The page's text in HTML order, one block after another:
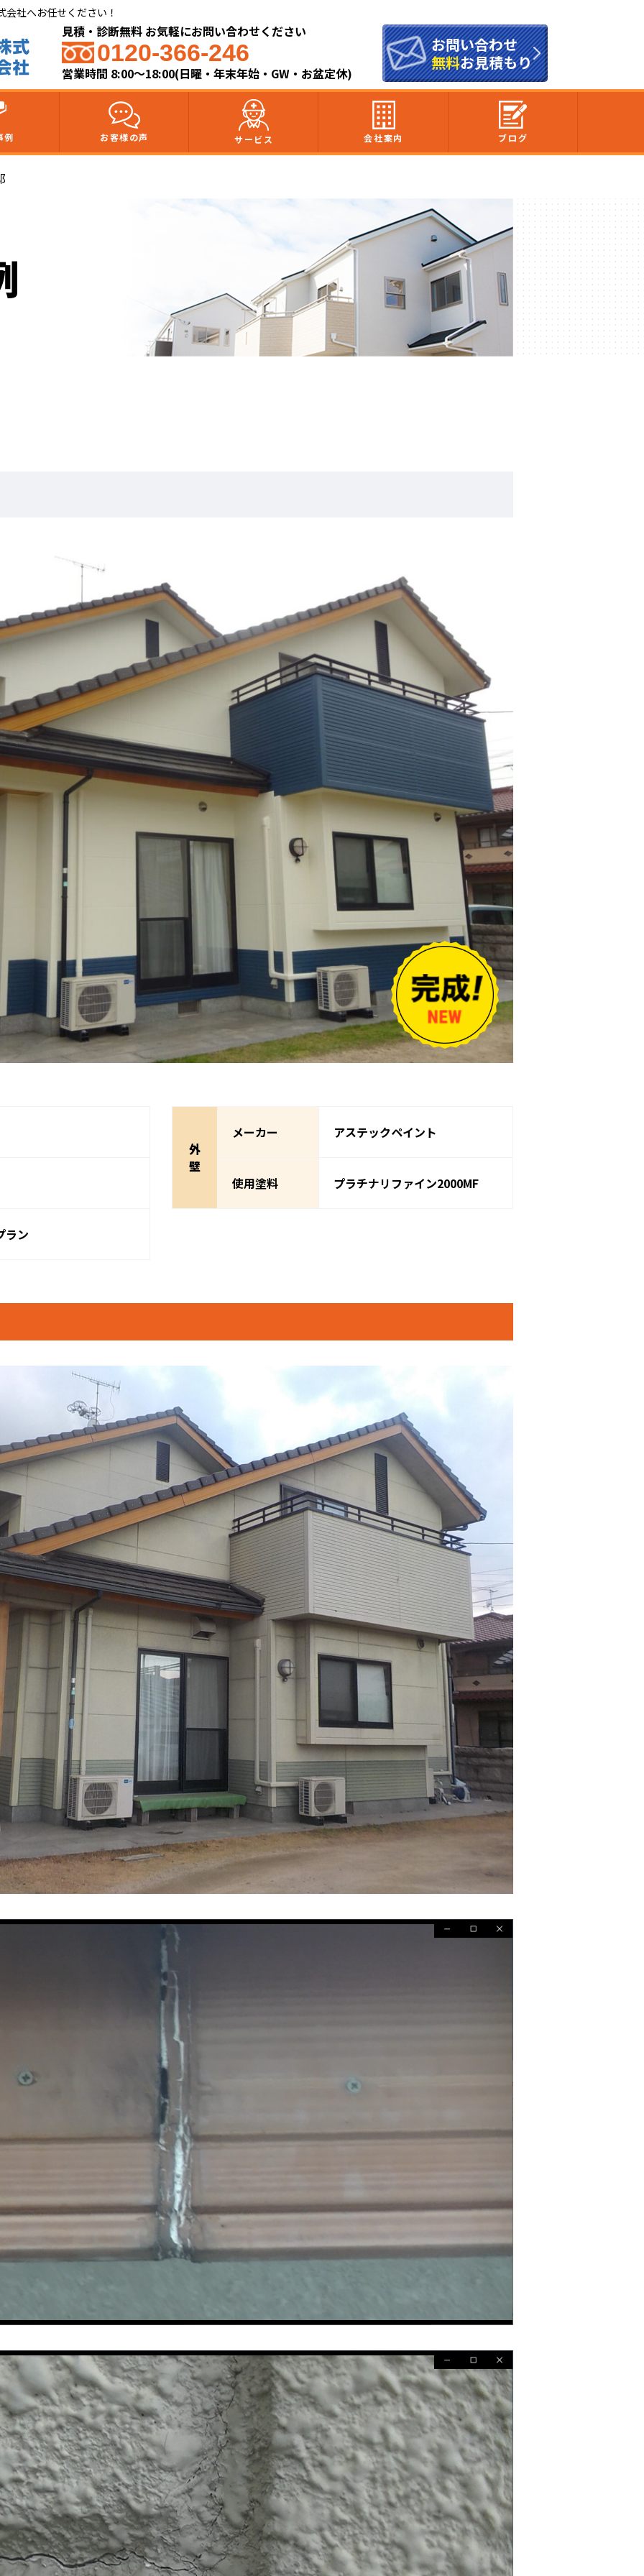
社へお任せください！
見積・診断無料 お気軽にお問い合わせください
0120-366-246
営業時間 8:00～18:00(日曜・年末年始・GW・お盆定休)
お問い合わせ
無料お見積もり
例 お客様の声 サービス 会社案内 ブログ
ラン
外
壁
メーカー アステックペイント
使用塗料 プラチナリファイン2000MF